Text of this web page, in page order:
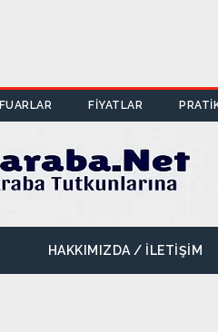
FUARLAR FİYATLAR
HAKKIMIZDA / İLETIŞIM